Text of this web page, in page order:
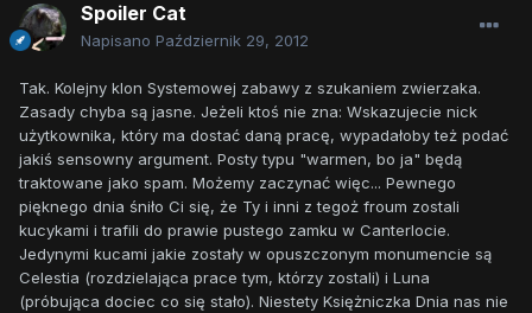
Spoiler Cat
Napisano Październik 29, 2012
Tak. Kolejny klon Systemowej zabawy z szukaniem zwierzaka.
Zasady chyba są jasne. Jeżeli ktoś nie zna: Wskazujecie nick
użytkownika, który ma dostać daną pracę, wypadałoby też podać
jakiś sensowny argument. Posty typu "warmen, bo ja" będą
traktowane jako spam. Możemy zaczynać więc... Pewnego
pięknego dnia śniło Ci się, że Ty i inni z tegoż froum zostali
kucykami i trafili do prawie pustego zamku w Canterlocie.
Jedynymi kucami jakie zostały w opuszczonym monumencie są
Celestia (rozdzielająca prace tym, którzy zostali) i Luna
(próbująca dociec co się stało). Niestety Księżniczka Dnia nas nie